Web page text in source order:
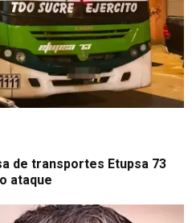
de transportes Etupsa 73
ataque